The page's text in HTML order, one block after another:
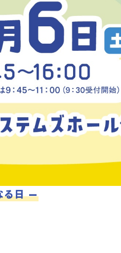
英会話／プログ
英会話（未就学児
学童保育
生徒・保
スタッフ
る日 —